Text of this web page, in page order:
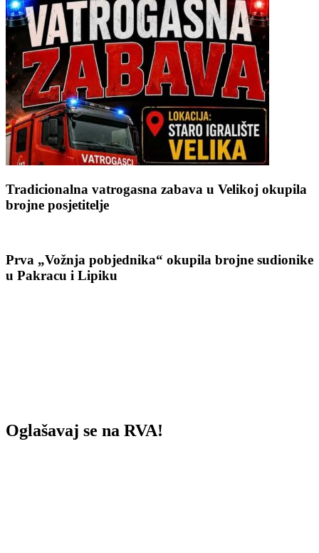
Tradicionalna vatrogasna zabava u Velikoj okupila
brojne posjetitelje
Prva „Vožnja pobjednika“ okupila brojne sudionike
u Pakracu i Lipiku
Oglašavaj se na RVA!